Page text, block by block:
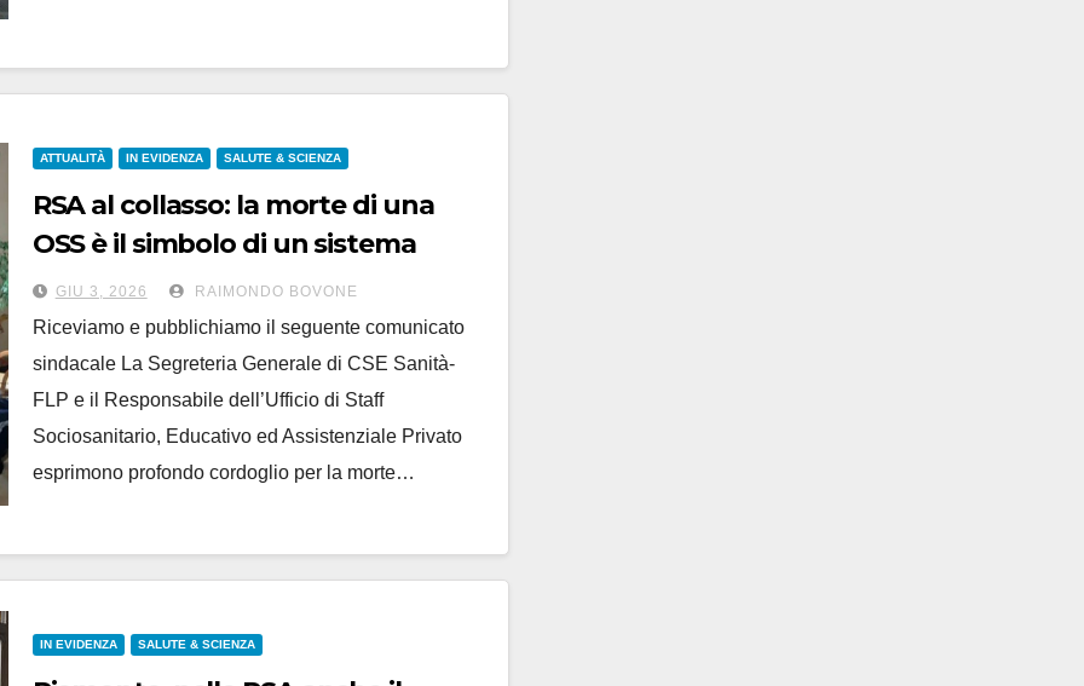
ATTUALITÀ IN EVIDENZA SALUTE & SCIENZA
RSA al collasso: la morte di una
OSS è il simbolo di un sistema
conosciuto, ma su cui si tace
GIU 3, 2026 RAIMONDO BOVONE
Riceviamo e pubblichiamo il seguente comunicato
sindacale La Segreteria Generale di CSE Sanità-
FLP e il Responsabile dell’Ufficio di Staff
Sociosanitario, Educativo ed Assistenziale Privato
esprimono profondo cordoglio per la morte…
IN EVIDENZA SALUTE & SCIENZA